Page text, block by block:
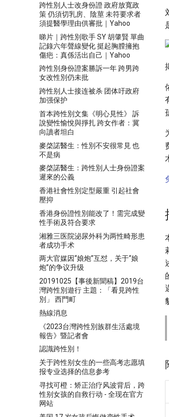
跨性別人士改身份證 政府放寬政
策 仍須切乳房、陰莖 未符要求者
須提醫學理由供審批｜Yahoo
睇片｜跨性別歌手 SY 胡肇賢 單曲
記錄六年聲線變化 挺起胸膛擁抱
傷疤：真係活出自己｜Yahoo
跨性別身份證案勝訴一年 跨男跨
女改性別仍未批
跨性别人士接连被杀 团体吁政府
加强保护
首本跨性別文集《明心見性》 訴
說變性愉悅與掙扎 跨女作者：冀
向讀者坦白
麥棨諾醫生：性別不安很常見 也
不是病
麥棨諾醫生：跨性別人士身份證案
遲來的公義
香港社會性別定型嚴重 引起社會
壓抑
香港身份證性別能改了！需完成變
性手術及符合要求
湘雅三医院泌尿外科为两性畸形患
者成功手术
两大官媒因“娘炮”互怼，关于“娘
炮”的争议升级
20191025【事後新聞稿】2019台
灣跨性別遊行 主題：「看見跨性
別」 西門町
熱線消息
《2023台灣跨性別族群生活處境
報告》暨記者會
認識跨性別！
关于跨性别女生的一些高考志愿填
报专业选择的信息参考
寻找可橙：矫正治疗风波背后，跨
性别女孩的自救行动 - 全现在官方
网站